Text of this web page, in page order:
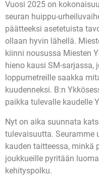
Vuosi 2025 on
seuran huippu-
päätteeksi asetetuista
ollaan hyvin lähellä.
kiinni nousussa Miesten
hieno kausi SM-sarjassa,
loppumetreille saakka
kuudenneksi. B:n
paikka tulevalle kaudelle
Nyt on aika suunnata
tulevaisuutta. Seuramme
kauden taitteessa, minkä
joukkueille pyritään
kehityspolku.